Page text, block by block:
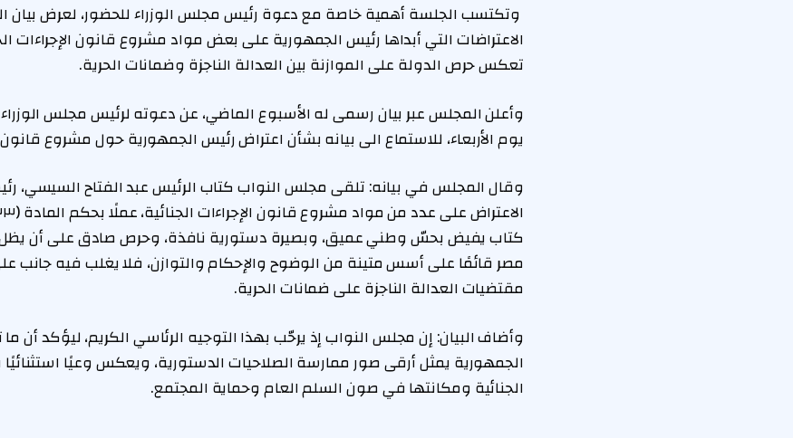
وتكتسب الجلسة أهمية خاصة مع دعوة رئيس مجلس الوزراء للحضور، لعرض بيان
الاعتراضات التي أبداها رئيس الجمهورية على بعض مواد مشروع قانون الإجراءات
تعكس حرص الدولة على الموازنة بين العدالة الناجزة وضمانات الحرية.
وأعلن المجلس عبر بيان رسمى له الأسبوع الماضي، عن دعوته لرئيس مجلس
يوم الأربعاء، للاستماع الى بيانه بشأن اعتراض رئيس الجمهورية حول مشروع قانون
وقال المجلس في بيانه: تلقى مجلس النواب كتاب الرئيس عبد الفتاح السيسي،
كتاب يفيض بحسّ وطني عميق، وبصيرة دستورية نافذة، وحرص صادق على أن يظل
مصر قائمًا على أسس متينة من الوضوح والإحكام والتوازن، فلا يغلب فيه جانب
مقتضيات العدالة الناجزة على ضمانات الحرية.
وأضاف البيان: إن مجلس النواب إذ يرحّب بهذا التوجيه الرئاسي الكريم، ليؤكد أن
الجمهورية يمثل أرقى صور ممارسة الصلاحيات الدستورية، ويعكس وعيًا
الجنائية ومكانتها في صون السلم العام وحماية المجتمع.